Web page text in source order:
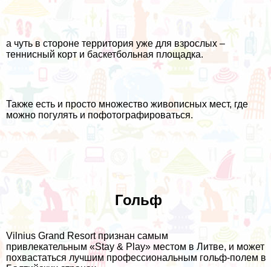
а чуть в стороне территория уже для взрослых –
теннисный корт и баскетбольная площадка.
Также есть и просто множество живописных мест, где
можно погулять и пофотографироваться.
Гольф
Vilnius Grand Resort признан самым
привлекательным «Stay & Play» местом в Литве, и может
похвастаться лучшим профессиональным гольф-полем в